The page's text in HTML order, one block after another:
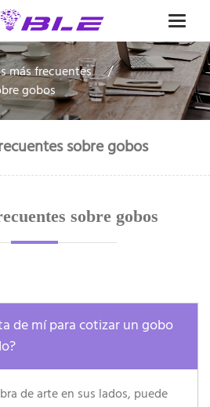
más frecuentes
gobos
sobre gobos
sobre gobos
de mí para cotizar un gobo
de arte en sus lados, puede